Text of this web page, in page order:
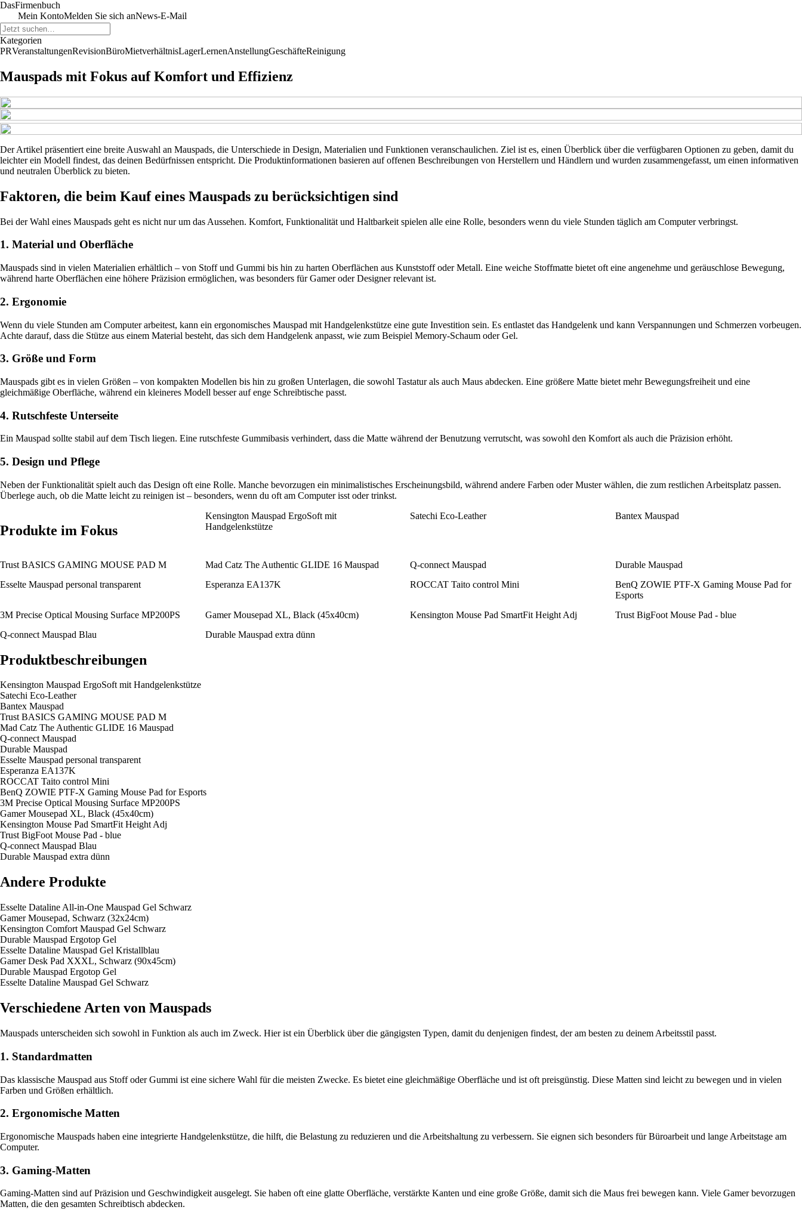
DasFirmenbuch
Mein KontoMelden Sie sich anNews-E-Mail
Kategorien
PRVeranstaltungenRevisionBüroMietverhältnisLagerLernenAnstellungGeschäfteReinigung
Mauspads mit Fokus auf Komfort und Effizienz
Der Artikel präsentiert eine breite Auswahl an Mauspads, die Unterschiede in Design, Materialien und Funktionen veranschaulichen. Ziel ist es, einen Überblick über die verfügbaren Optionen zu geben, damit du
leichter ein Modell findest, das deinen Bedürfnissen entspricht. Die Produktinformationen basieren auf offenen Beschreibungen von Herstellern und Händlern und wurden zusammengefasst, um einen informativen
und neutralen Überblick zu bieten.
Faktoren, die beim Kauf eines Mauspads zu berücksichtigen sind
Bei der Wahl eines Mauspads geht es nicht nur um das Aussehen. Komfort, Funktionalität und Haltbarkeit spielen alle eine Rolle, besonders wenn du viele Stunden täglich am Computer verbringst.
1. Material und Oberfläche
Mauspads sind in vielen Materialien erhältlich – von Stoff und Gummi bis hin zu harten Oberflächen aus Kunststoff oder Metall. Eine weiche Stoffmatte bietet oft eine angenehme und geräuschlose Bewegung,
während harte Oberflächen eine höhere Präzision ermöglichen, was besonders für Gamer oder Designer relevant ist.
2. Ergonomie
Wenn du viele Stunden am Computer arbeitest, kann ein ergonomisches Mauspad mit Handgelenkstütze eine gute Investition sein. Es entlastet das Handgelenk und kann Verspannungen und Schmerzen vorbeugen.
Achte darauf, dass die Stütze aus einem Material besteht, das sich dem Handgelenk anpasst, wie zum Beispiel Memory-Schaum oder Gel.
3. Größe und Form
Mauspads gibt es in vielen Größen – von kompakten Modellen bis hin zu großen Unterlagen, die sowohl Tastatur als auch Maus abdecken. Eine größere Matte bietet mehr Bewegungsfreiheit und eine
gleichmäßige Oberfläche, während ein kleineres Modell besser auf enge Schreibtische passt.
4. Rutschfeste Unterseite
Ein Mauspad sollte stabil auf dem Tisch liegen. Eine rutschfeste Gummibasis verhindert, dass die Matte während der Benutzung verrutscht, was sowohl den Komfort als auch die Präzision erhöht.
5. Design und Pflege
Neben der Funktionalität spielt auch das Design oft eine Rolle. Manche bevorzugen ein minimalistisches Erscheinungsbild, während andere Farben oder Muster wählen, die zum restlichen Arbeitsplatz passen.
Überlege auch, ob die Matte leicht zu reinigen ist – besonders, wenn du oft am Computer isst oder trinkst.
Produkte im Fokus
Kensington Mauspad ErgoSoft mit
Handgelenkstütze
Satechi Eco-Leather Bantex Mauspad
Trust BASICS GAMING MOUSE PAD M Mad Catz The Authentic GLIDE 16 Mauspad Q-connect Mauspad
Durable Mauspad
Esselte Mauspad personal transparent
Esperanza EA137K ROCCAT Taito control Mini
BenQ ZOWIE PTF-X Gaming Mouse Pad for
Esports
3M Precise Optical Mousing Surface MP200PS
Gamer Mousepad XL, Black (45x40cm) Kensington Mouse Pad SmartFit Height Adj
Trust BigFoot Mouse Pad - blue
Q-connect Mauspad Blau
Durable Mauspad extra dünn
Produktbeschreibungen
Kensington Mauspad ErgoSoft mit Handgelenkstütze
Satechi Eco-Leather
Bantex Mauspad
Trust BASICS GAMING MOUSE PAD M
Mad Catz The Authentic GLIDE 16 Mauspad
Q-connect Mauspad
Durable Mauspad
Esselte Mauspad personal transparent
Esperanza EA137K
ROCCAT Taito control Mini
BenQ ZOWIE PTF-X Gaming Mouse Pad for Esports
3M Precise Optical Mousing Surface MP200PS
Gamer Mousepad XL, Black (45x40cm)
Kensington Mouse Pad SmartFit Height Adj
Trust BigFoot Mouse Pad - blue
Q-connect Mauspad Blau
Durable Mauspad extra dünn
Andere Produkte
Esselte Dataline All-in-One Mauspad Gel Schwarz
Gamer Mousepad, Schwarz (32x24cm)
Kensington Comfort Mauspad Gel Schwarz
Durable Mauspad Ergotop Gel
Esselte Dataline Mauspad Gel Kristallblau
Gamer Desk Pad XXXL, Schwarz (90x45cm)
Durable Mauspad Ergotop Gel
Esselte Dataline Mauspad Gel Schwarz
Verschiedene Arten von Mauspads
Mauspads unterscheiden sich sowohl in Funktion als auch im Zweck. Hier ist ein Überblick über die gängigsten Typen, damit du denjenigen findest, der am besten zu deinem Arbeitsstil passt.
1. Standardmatten
Das klassische Mauspad aus Stoff oder Gummi ist eine sichere Wahl für die meisten Zwecke. Es bietet eine gleichmäßige Oberfläche und ist oft preisgünstig. Diese Matten sind leicht zu bewegen und in vielen
Farben und Größen erhältlich.
2. Ergonomische Matten
Ergonomische Mauspads haben eine integrierte Handgelenkstütze, die hilft, die Belastung zu reduzieren und die Arbeitshaltung zu verbessern. Sie eignen sich besonders für Büroarbeit und lange Arbeitstage am
Computer.
3. Gaming-Matten
Gaming-Matten sind auf Präzision und Geschwindigkeit ausgelegt. Sie haben oft eine glatte Oberfläche, verstärkte Kanten und eine große Größe, damit sich die Maus frei bewegen kann. Viele Gamer bevorzugen
Matten, die den gesamten Schreibtisch abdecken.